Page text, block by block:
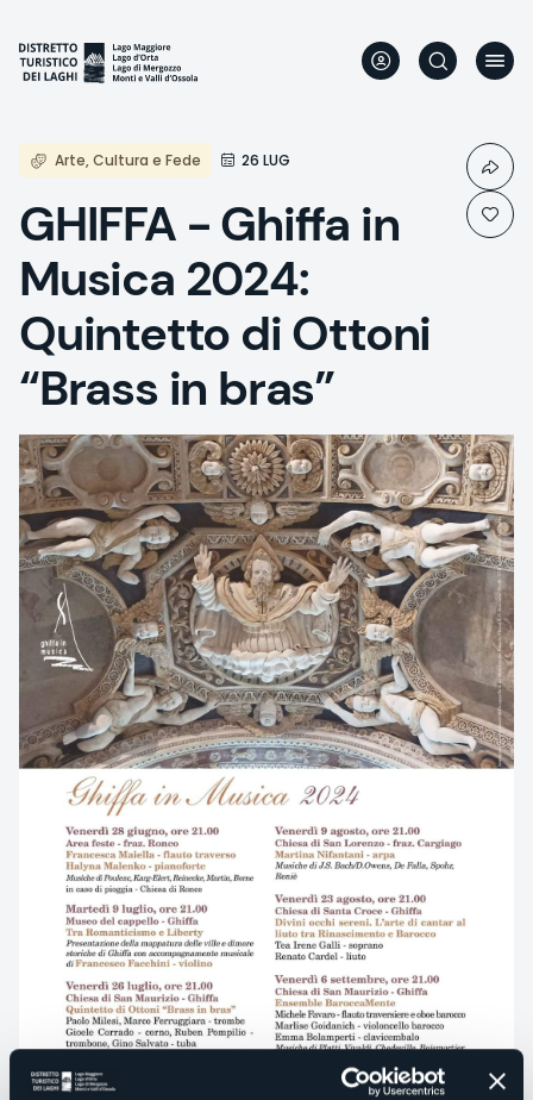
Inhalt
Arte, Cultura e Fede 26 LUG
GHIFFA - Ghiffa in
Musica 2024:
Quintetto di Ottoni
“Brass in bras”